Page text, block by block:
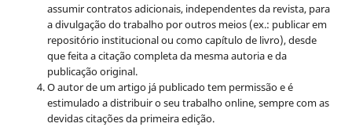
assumir contratos adicionais, independentes da revista, para
a divulgação do trabalho por outros meios (ex.: publicar em
repositório institucional ou como capítulo de livro), desde
que feita a citação completa da mesma autoria e da
publicação original.
O autor de um artigo já publicado tem permissão e é
estimulado a distribuir o seu trabalho online, sempre com as
devidas citações da primeira edição.